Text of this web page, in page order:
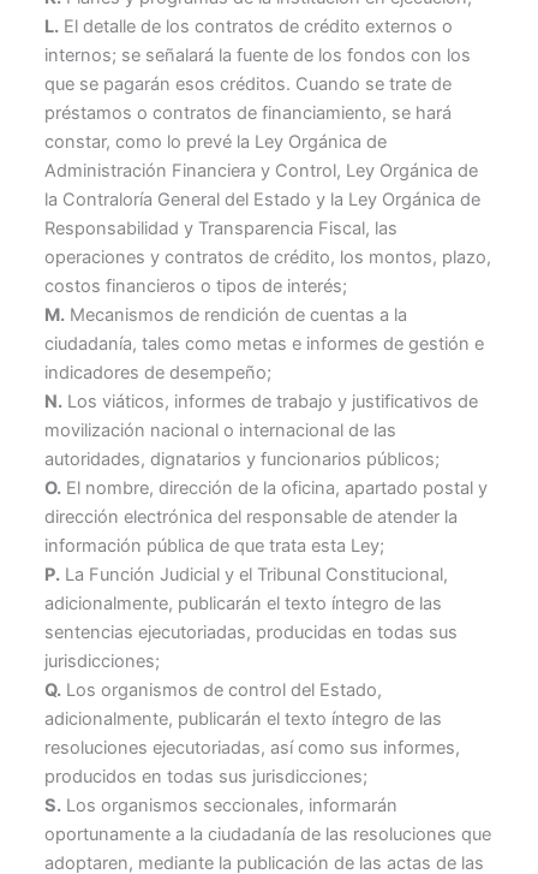
L. El detalle de los contratos de crédito externos o
internos; se señalará la fuente de los fondos con los
que se pagarán esos créditos. Cuando se trate de
préstamos o contratos de financiamiento, se hará
constar, como lo prevé la Ley Orgánica de
Administración Financiera y Control, Ley Orgánica de
la Contraloría General del Estado y la Ley Orgánica de
Responsabilidad y Transparencia Fiscal, las
operaciones y contratos de crédito, los montos, plazo,
costos financieros o tipos de interés;
M. Mecanismos de rendición de cuentas a la
ciudadanía, tales como metas e informes de gestión e
indicadores de desempeño;
N. Los viáticos, informes de trabajo y justificativos de
movilización nacional o internacional de las
autoridades, dignatarios y funcionarios públicos;
O. El nombre, dirección de la oficina, apartado postal y
dirección electrónica del responsable de atender la
información pública de que trata esta Ley;
P. La Función Judicial y el Tribunal Constitucional,
adicionalmente, publicarán el texto íntegro de las
sentencias ejecutoriadas, producidas en todas sus
jurisdicciones;
Q. Los organismos de control del Estado,
adicionalmente, publicarán el texto íntegro de las
resoluciones ejecutoriadas, así como sus informes,
producidos en todas sus jurisdicciones;
S. Los organismos seccionales, informarán
oportunamente a la ciudadanía de las resoluciones que
adoptaren, mediante la publicación de las actas de las